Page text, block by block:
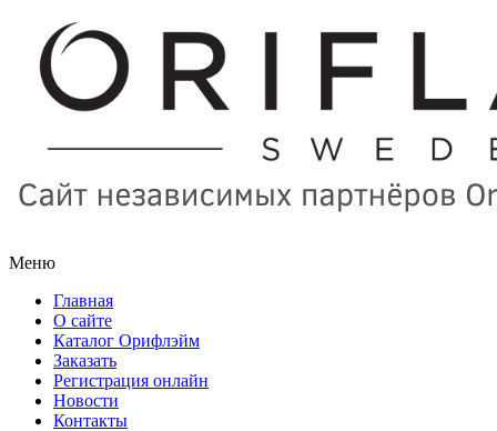
Меню
Главная
О сайте
Каталог Орифлэйм
Заказать
Регистрация онлайн
Новости
Контакты